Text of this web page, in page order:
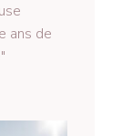
ans de